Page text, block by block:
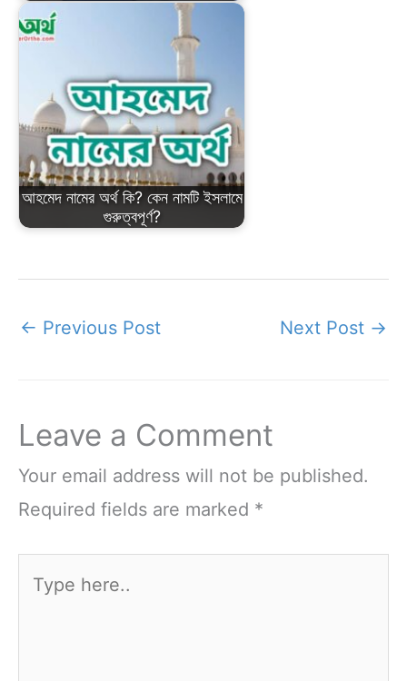
আহমেদ নামের অর্থ কি? কেন নামটি ইসলামে
গুরুত্বপূর্ণ?
← Previous Post Next Post →
Leave a Comment
Your email address will not be published.
Required fields are marked *